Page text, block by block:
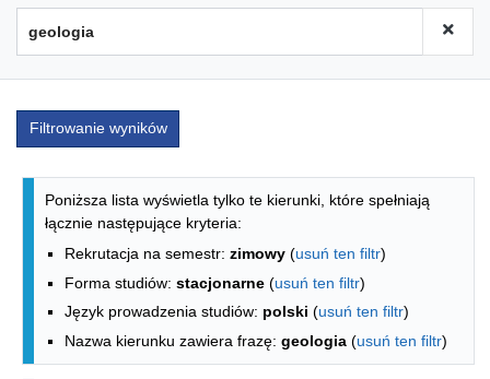
Filtrowanie wyników
Lista kierunków - indeks alfabetyczny
Poniższa lista wyświetla tylko te kierunki, które spełniają
łącznie następujące kryteria:
Rekrutacja na semestr: zimowy (usuń ten filtr)
Forma studiów: stacjonarne (usuń ten filtr)
Język prowadzenia studiów: polski (usuń ten filtr)
Nazwa kierunku zawiera frazę: geologia (usuń ten filtr)